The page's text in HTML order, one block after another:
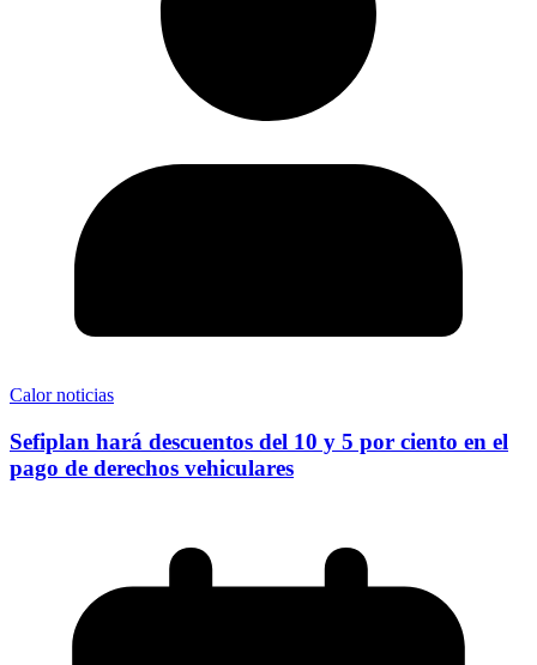
Calor noticias
Sefiplan hará descuentos del 10 y 5 por ciento en el
pago de derechos vehiculares